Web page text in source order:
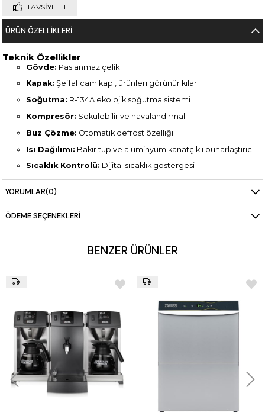
TAVSIYE ET
ÜRÜN ÖZELLIKLERI
Teknik Özellikler
Gövde: Paslanmaz çelik
Kapak: Şeffaf cam kapı, ürünleri görünür kılar
Soğutma: R-134A ekolojik soğutma sistemi
Kompresör: Sökülebilir ve havalandırmalı
Buz Çözme: Otomatik defrost özelliği
Isı Dağılımı: Bakır tüp ve alüminyum kanatçıklı buharlaştırıcı
Sıcaklık Kontrolü: Dijital sıcaklık göstergesi
Hacim:139 litre iç kapasite
Güç Tüketimi:
Boyutlar (GxDxY):600 x 530 x 895 mm
YORUMLAR(0)
ÖDEME SEÇENEKLERI
BENZER ÜRÜNLER